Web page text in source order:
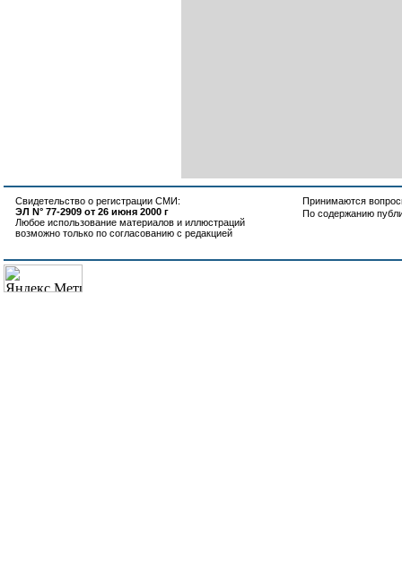
Свидетельство о регистрации СМИ:
ЭЛ N° 77-2909 от 26 июня 2000 г
Любое использование материалов и иллюстраций
возможно только по согласованию с редакцией
Принимаются
По содержанию